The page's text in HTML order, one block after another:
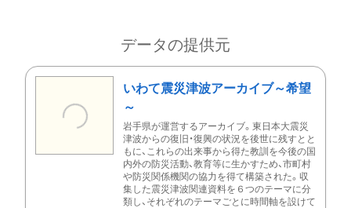
データの提供元
いわて震災津波アーカイブ～希望
～
岩手県が運営するアーカイブ。東日本大震災
津波からの復旧・復興の状況を後世に残すとと
もに、これらの出来事から得た教訓を今後の国
内外の防災活動、教育等に生かすため、市町村
や防災関係機関の協力を得て構築された。収
集した震災津波関連資料を６つのテーマに分
類し、それぞれのテーマごとに時間軸を設けて